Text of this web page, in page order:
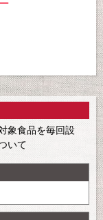
象食品を毎回設
いて